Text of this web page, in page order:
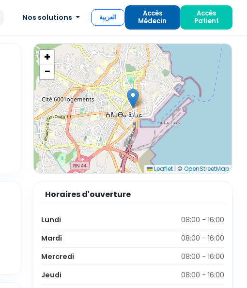
Nos solutions العربية
Accès
Médecin
Accès
Patient
+
−
Leaflet | © OpenStreetMap
Horaires d'ouverture
Lundi
08:00 - 16:00
Mardi
08:00 - 16:00
Mercredi
08:00 - 16:00
Jeudi
08:00 - 16:00